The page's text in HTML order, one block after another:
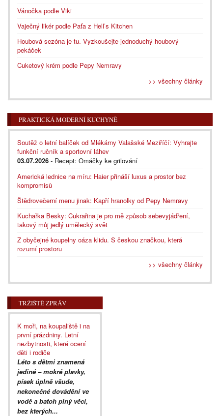
Vánočka podle Viki
Vaječný likér podle Paťa z Hell’s Kitchen
Houbová sezóna je tu. Vyzkoušejte jednoduchý houbový
pekáček
Cuketový krém podle Pepy Nemravy
>> všechny články
PRAKTICKÁ MODERNÍ KUCHYNĚ
Soutěž o letní balíček od Mlékárny Valašské Meziříčí: Vyhrajte
funkční ručník a sportovní láhev
03.07.2026 - Recept: Omáčky ke grilování
Americká lednice na míru: Haier přináší luxus a prostor bez
kompromisů
Štědrovečerní menu jinak: Kapří hranolky od Pepy Nemravy
Kuchařka Besky: Cukrařina je pro mě způsob sebevyjádření,
takový můj jedlý umělecký svět
Z obyčejné koupelny oáza klidu. S českou značkou, která
rozumí prostoru
>> všechny články
TRŽIŠTĚ ZPRÁV
K moři, na koupaliště i na
první prázdniny. Letní
nezbytnosti, které ocení
děti i rodiče
Léto s dětmi znamená
jediné – mokré plavky,
písek úplně všude,
nekonečné dovádění ve
vodě a batoh plný věcí,
bez kterých...